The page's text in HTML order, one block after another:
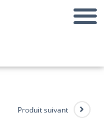
Produit suivant